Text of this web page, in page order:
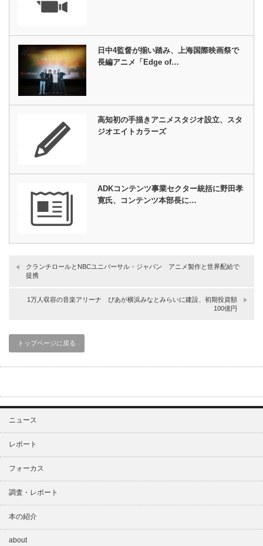
日中4監督が揃い踏み、上海国際映画祭で
長編アニメ「Edge of…
高知初の手描きアニメスタジオ設立、スタ
ジオエイトカラーズ
ADKコンテンツ事業セクター統括に野田孝
寛氏、コンテンツ本部長に…
クランチロールとNBCユニバーサル・ジャパン アニメ製作と世界配給で
提携
1万人収容の音楽アリーナ ぴあが横浜みなとみらいに建設、初期投資額
100億円
トップページに戻る
ニュース
レポート
フォーカス
調査・レポート
本の紹介
about